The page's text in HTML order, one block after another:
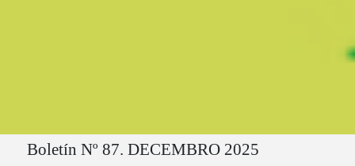
Ruta del sitio
Boletín Nº 87. DECEMBRO 2025